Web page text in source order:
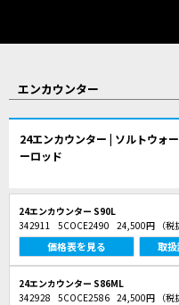
エンカウンター
24エンカウンター | ソルトウォ
ーロッド
24エンカウンター S90L
342911 5COCE2490 24,500円 （税
価格表を見る 取
24エンカウンター S86ML
342928 5COCE2586 24,500円 （税